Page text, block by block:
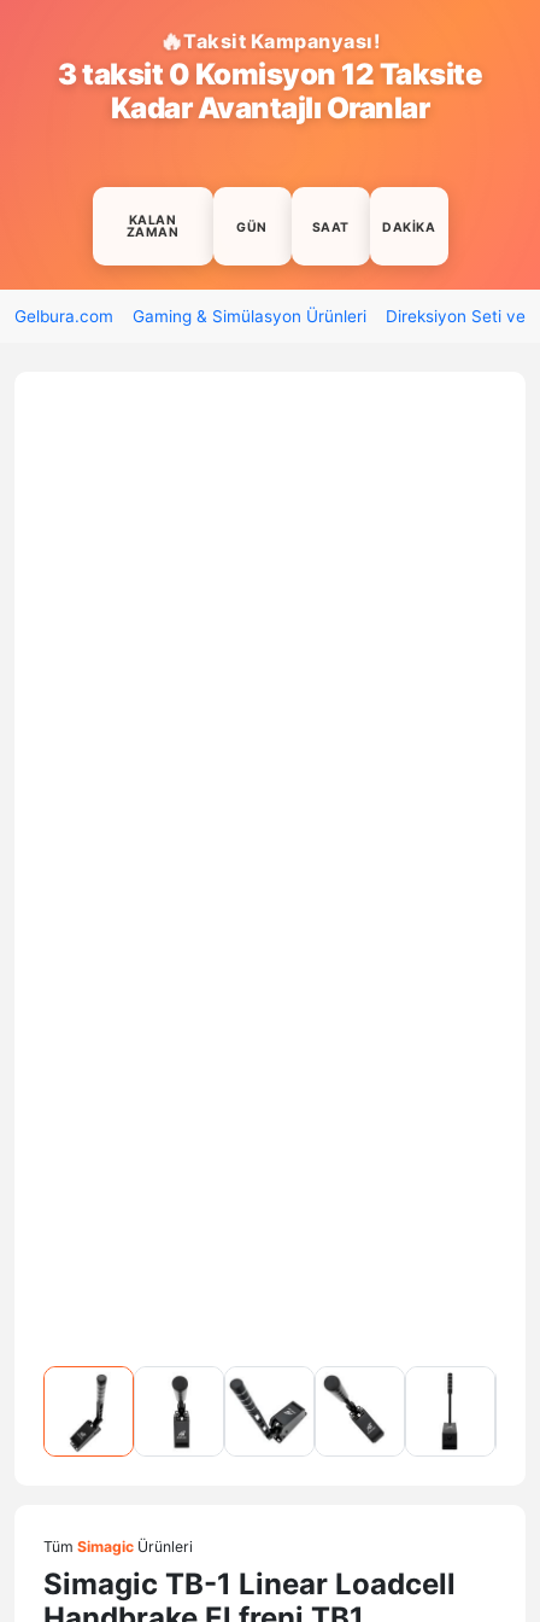
Taksit Kampanyası!
3 taksit 0 Komisyon 12 Taksite
Kadar Avantajlı Oranlar
KALAN
ZAMAN GÜN SAAT DAKIKA
Gelbura.com Gaming & Simülasyon Ürünleri Direksiyon Seti ve
Tüm Simagic Ürünleri
Simagic TB-1 Linear Loadcell